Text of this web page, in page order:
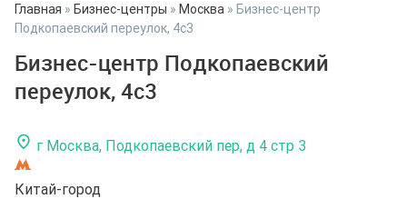
Главная » Бизнес-центры » Москва » Бизнес-центр
Подкопаевский переулок, 4с3
Бизнес-центр Подкопаевский
переулок, 4с3
г Москва, Подкопаевский пер, д 4 стр 3
Китай-город